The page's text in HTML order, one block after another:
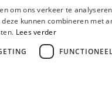
om ons verkeer te
kunnen combineren met
Lees verder